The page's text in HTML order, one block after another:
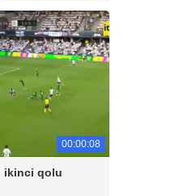
00:00:08
ikinci qolu